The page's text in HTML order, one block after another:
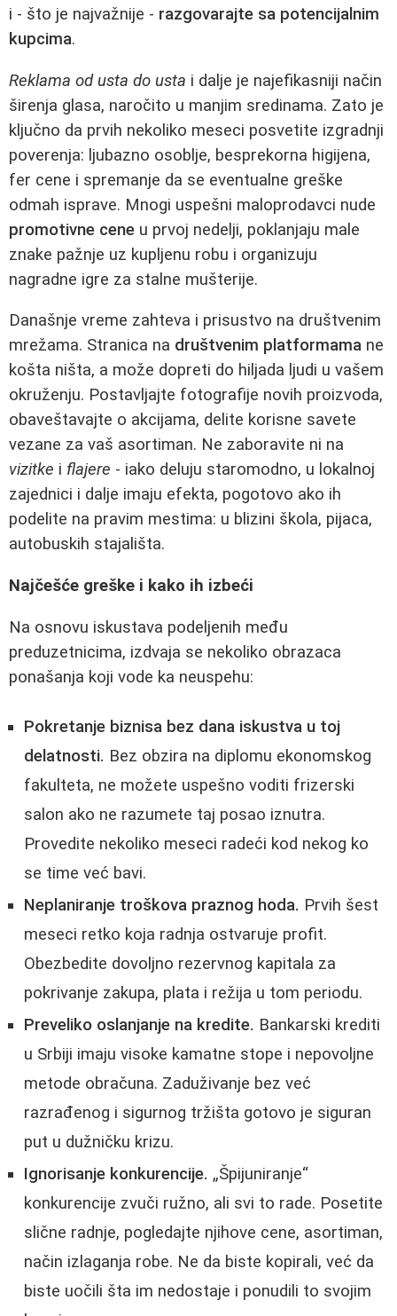
i - što je najvažnije - razgovarajte sa potencijalnim
kupcima.
Reklama od usta do usta i dalje je najefikasniji način
širenja glasa, naročito u manjim sredinama. Zato je
ključno da prvih nekoliko meseci posvetite izgradnji
poverenja: ljubazno osoblje, besprekorna higijena,
fer cene i spremanje da se eventualne greške
odmah isprave. Mnogi uspešni maloprodavci nude
promotivne cene u prvoj nedelji, poklanjaju male
znake pažnje uz kupljenu robu i organizuju
nagradne igre za stalne mušterije.
Današnje vreme zahteva i prisustvo na društvenim
mrežama. Stranica na društvenim platformama ne
košta ništa, a može dopreti do hiljada ljudi u vašem
okruženju. Postavljajte fotografije novih proizvoda,
obaveštavajte o akcijama, delite korisne savete
vezane za vaš asortiman. Ne zaboravite ni na
vizitke i flajere - iako deluju staromodno, u lokalnoj
zajednici i dalje imaju efekta, pogotovo ako ih
podelite na pravim mestima: u blizini škola, pijaca,
autobuskih stajališta.
Najčešće greške i kako ih izbeći
Na osnovu iskustava podeljenih među
preduzetnicima, izdvaja se nekoliko obrazaca
ponašanja koji vode ka neuspehu:
Pokretanje biznisa bez dana iskustva u toj
delatnosti. Bez obzira na diplomu ekonomskog
fakulteta, ne možete uspešno voditi frizerski
salon ako ne razumete taj posao iznutra.
Provedite nekoliko meseci radeći kod nekog ko
se time već bavi.
Neplaniranje troškova praznog hoda. Prvih šest
meseci retko koja radnja ostvaruje profit.
Obezbedite dovoljno rezervnog kapitala za
pokrivanje zakupa, plata i režija u tom periodu.
Preveliko oslanjanje na kredite. Bankarski krediti
u Srbiji imaju visoke kamatne stope i nepovoljne
metode obračuna. Zaduživanje bez već
razrađenog i sigurnog tržišta gotovo je siguran
put u dužničku krizu.
Ignorisanje konkurencije. „Špijuniranje“
konkurencije zvuči ružno, ali svi to rade. Posetite
slične radnje, pogledajte njihove cene, asortiman,
način izlaganja robe. Ne da biste kopirali, već da
biste uočili šta im nedostaje i ponudili to svojim